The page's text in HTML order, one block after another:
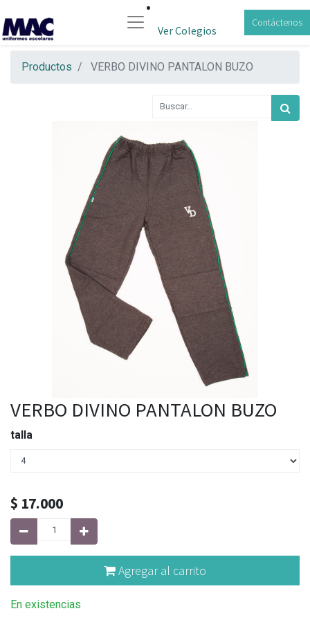
Ver Colegios
Contáctenos
Productos VERBO DIVINO PANTALON BUZO
VERBO DIVINO PANTALON BUZO
talla
$ 17.000
Agregar al carrito
En existencias